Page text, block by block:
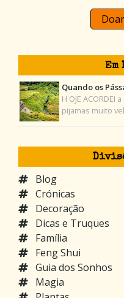
Em
Quando os
H OJE
pijamas muito
Blog
Crónicas
Decoração
Dicas e Truques
Família
Feng Shui
Guia dos Sonhos
Magia